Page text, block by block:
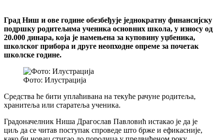
Град Ниш и ове године обезбеђује једнократну финансијску
подршку родитељима ученика основних школа, у износу од
20.000 динара, која је намењена за куповину уџбеника,
школског прибора и друге неопходне опреме за почетак
школске године.
Фото: Илустрација
Средства ће бити уплаћивана на текуће рачуне родитеља,
хранитеља или старатеља ученика.
Градоначелник Ниша Драгослав Павловић истакао је да је
циљ да се читав поступак спроведе што брже и ефикасније,